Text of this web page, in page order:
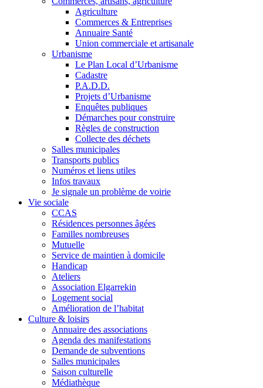
Agriculture
Commerces & Entreprises
Annuaire Santé
Union commerciale et artisanale
Urbanisme
Le Plan Local d’Urbanisme
Cadastre
P.A.D.D.
Projets d’Urbanisme
Enquêtes publiques
Démarches pour construire
Règles de construction
Collecte des déchets
Salles municipales
Transports publics
Numéros et liens utiles
Infos travaux
Je signale un problème de voirie
Vie sociale
CCAS
Résidences personnes âgées
Familles nombreuses
Mutuelle
Service de maintien à domicile
Handicap
Ateliers
Association Elgarrekin
Logement social
Amélioration de l’habitat
Culture & loisirs
Annuaire des associations
Agenda des manifestations
Demande de subventions
Salles municipales
Saison culturelle
Médiathèque